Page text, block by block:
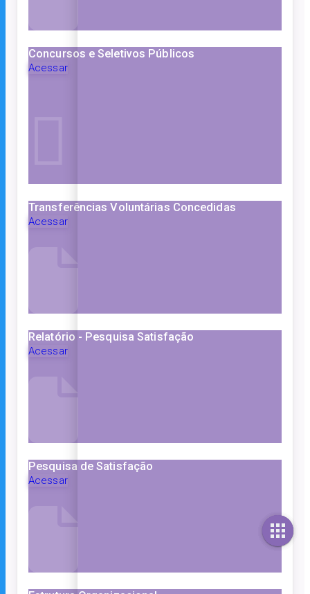
Concursos e Seletivos Públicos
Acessar
Transferências Voluntárias Concedidas
Acessar
Relatório - Pesquisa Satisfação
Acessar
Pesquisa de Satisfação
Acessar